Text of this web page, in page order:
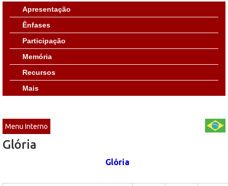
Apresentação
Ênfases
Participação
Memória
Recursos
Mais
Menu Interno
Glória
Glória